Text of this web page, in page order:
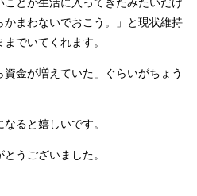
まわないでおこう。」と現状維持
でいてくれます。
金が増えていた」ぐらいがちょう
ると嬉しいです。
うございました。